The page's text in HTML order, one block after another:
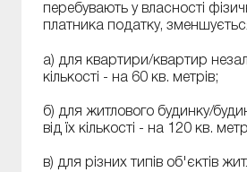
перебувають у власності
платника податку,
а) для квартири/квартир
кількості - на 60 кв. метрів;
б) для житлового будинку/
від їх кількості - на 120 кв.
в) для різних типів об'єктів